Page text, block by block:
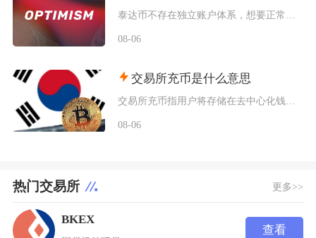
08-06
交易所充币是什么意思
08-06
热门交易所 更多>>
BKEX
查看